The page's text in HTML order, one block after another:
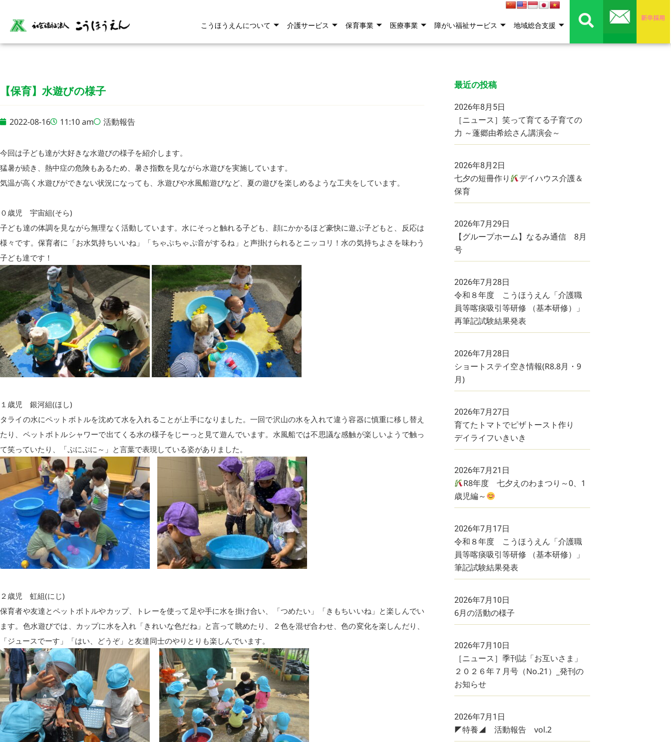
こうほうえんについて 介護サービス 保育事業 医療事業 障がい福祉サービス 地域総合支援
【保育】水遊びの様子
2022-08-16 11:10 am 活動報告
今回は子ども達が大好きな水遊びの様子を紹介します。
猛暑が続き、熱中症の危険もあるため、暑さ指数を見ながら水遊びを実施しています。
気温が高く水遊びができない状況になっても、氷遊びや水風船遊びなど、夏の遊びを楽しめるような工夫をしています。
０歳児 宇宙組(そら)
子ども達の体調を見ながら無理なく活動しています。水にそっと触れる子ども、顔にかかるほど豪快に遊ぶ子どもと、反応は
様々です。保育者に「お水気持ちいいね」「ちゃぷちゃぷ音がするね」と声掛けられるとニッコリ！水の気持ちよさを味わう
子ども達です！
１歳児 銀河組(ほし)
タライの水にペットボトルを沈めて水を入れることが上手になりました。一回で沢山の水を入れて違う容器に慎重に移し替え
たり、ペットボトルシャワーで出てくる水の様子をじーっと見て遊んでいます。水風船では不思議な感触が楽しいようで触っ
て笑っていたり、「ぷにぷに～」と言葉で表現している姿がありました。
２歳児 虹組(にじ)
保育者や友達とペットボトルやカップ、トレーを使って足や手に水を掛け合い、「つめたい」「きもちいいね」と楽しんでい
ます。色水遊びでは、カップに水を入れ「きれいな色だね」と言って眺めたり、２色を混ぜ合わせ、色の変化を楽しんだり、
「ジュースでーす」「はい、どうぞ」と友達同士のやりとりも楽しんでいます。
最近の投稿
2026年8月5日
［ニュース］笑って育てる子育ての
力 ～蓬郷由希絵さん講演会～
2026年8月2日
七夕の短冊作り
デイハウス介護＆
保育
2026年7月29日
【グループホーム】なるみ通信 8月
号
2026年7月28日
令和８年度 こうほうえん「介護職
員等喀痰吸引等研修 （基本研修）」
再筆記試験結果発表
2026年7月28日
ショートステイ空き情報(R8.8月・9
月)
2026年7月27日
育てたトマトでピザトースト作り
デイライフいきいき
2026年7月21日
R8年度 七夕えのわまつり～0、1
歳児編～
2026年7月17日
令和８年度 こうほうえん「介護職
員等喀痰吸引等研修 （基本研修）」
筆記試験結果発表
2026年7月10日
6月の活動の様子
2026年7月10日
［ニュース］季刊誌「お互いさま」
２０２６年７月号（No.21）_発刊の
お知らせ
2026年7月1日
◤特養◢ 活動報告 vol.2